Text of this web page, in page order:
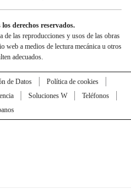
derechos reservados.
las reproducciones y usos de las obras
web a medios de lectura mecánica u otros
adecuados.
de Datos
Política de cookies
Soluciones W
Teléfonos